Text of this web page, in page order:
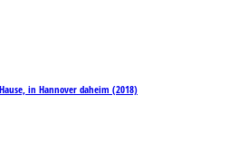
in Hannover daheim (2018)